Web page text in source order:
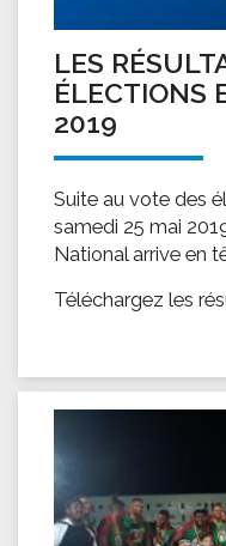
LES
ÉLECTIONS
2019
Suite au vote des
samedi 25 mai
National arrive en
Téléchargez les